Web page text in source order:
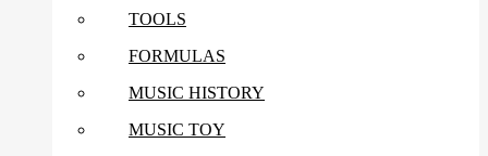
TOOLS
FORMULAS
MUSIC HISTORY
MUSIC TOY